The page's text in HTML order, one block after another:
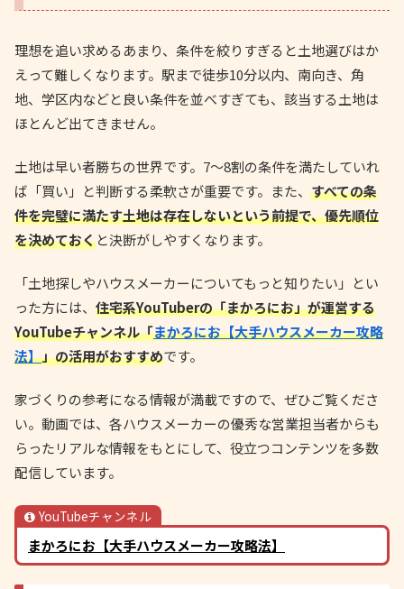
理想を追い求めるあまり、条件を絞りすぎると土地選びはか
えって難しくなります。駅まで徒歩10分以内、南向き、角
地、学区内などと良い条件を並べすぎても、該当する土地は
ほとんど出てきません。
土地は早い者勝ちの世界です。7〜8割の条件を満たしていれ
ば「買い」と判断する柔軟さが重要です。また、 すべての条
件を完璧に満たす土地は存在しないという前提で、優先順位
を決めておくと決断がしやすくなります。
「土地探しやハウスメーカーについてもっと知りたい」とい
った方には、 住宅系YouTuberの「まかろにお」が運営する
YouTubeチャンネル「まかろにお【大手ハウスメーカー攻略
法】」の活用がおすすめです。
家づくりの参考になる情報が満載ですので、ぜひご覧くださ
い。動画では、各ハウスメーカーの優秀な営業担当者からも
らったリアルな情報をもとにして、役立つコンテンツを多数
配信しています。
YouTubeチャンネル
まかろにお【大手ハウスメーカー攻略法】